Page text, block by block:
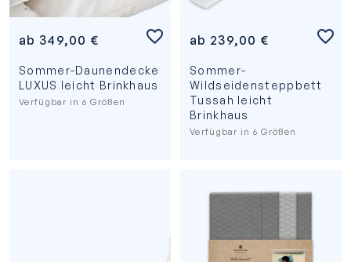
ab 349,00 €
Sommer-Daunendecke
LUXUS leicht Brinkhaus
Verfügbar in 6 Größen
ab 239,00 €
Sommer-
Wildseidensteppbett
Tussah leicht
Brinkhaus
Verfügbar in 6 Größen